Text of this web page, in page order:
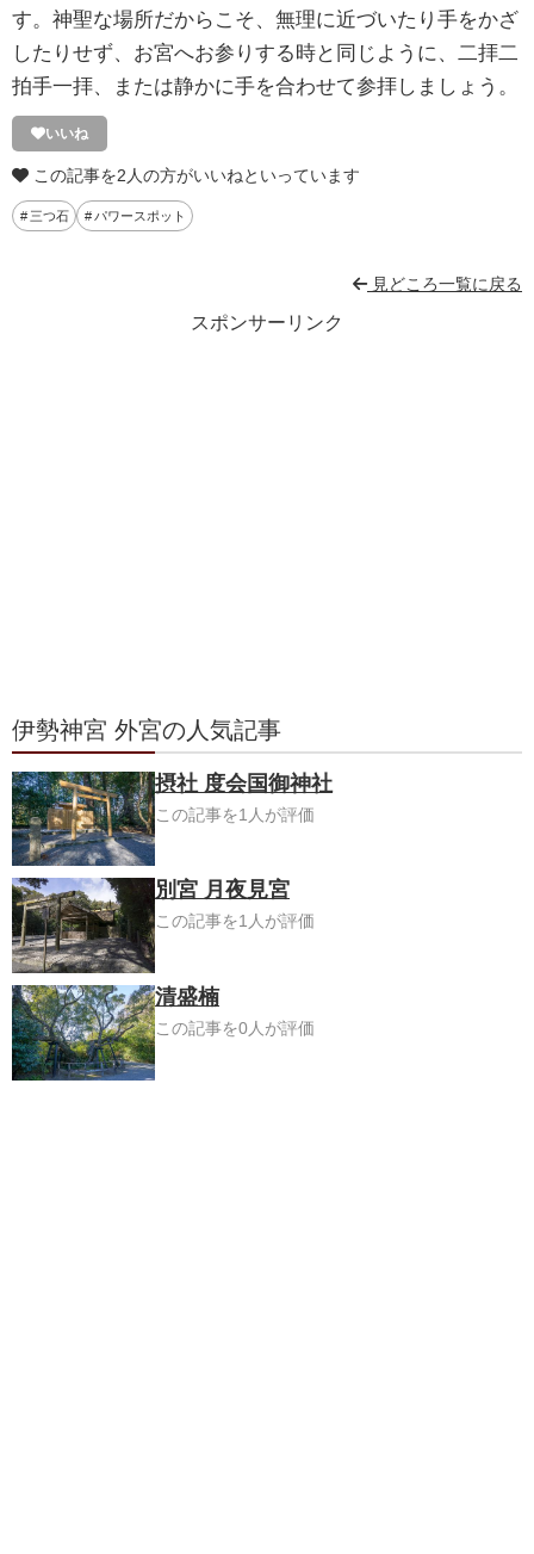
す。神聖な場所だからこそ、無理に近づいたり手をかざ
したりせず、お宮へお参りする時と同じように、二拝二
拍手一拝、または静かに手を合わせて参拝しましょう。
いいね
この記事を2人の方がいいねといっています
三つ石 パワースポット
見どころ一覧に戻る
スポンサーリンク
伊勢神宮 外宮の人気記事
摂社 度会国御神社
この記事を1人が評価
別宮 月夜見宮
この記事を1人が評価
清盛楠
この記事を0人が評価